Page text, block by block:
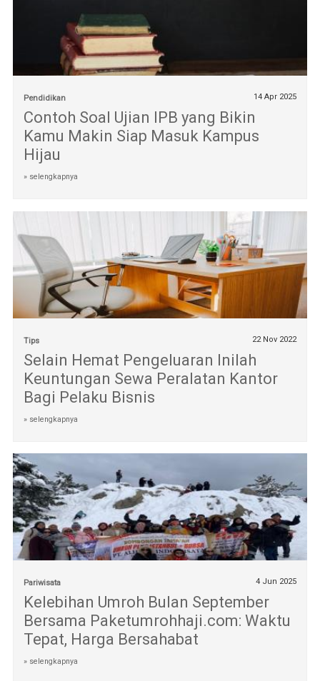
Pendidikan 14 Apr 2025
Contoh Soal Ujian IPB yang Bikin
Kamu Makin Siap Masuk Kampus
Hijau
» selengkapnya
Tips 22 Nov 2022
Selain Hemat Pengeluaran Inilah
Keuntungan Sewa Peralatan Kantor
Bagi Pelaku Bisnis
» selengkapnya
Pariwisata 4 Jun 2025
Kelebihan Umroh Bulan September
Bersama Paketumrohhaji.com: Waktu
Tepat, Harga Bersahabat
» selengkapnya